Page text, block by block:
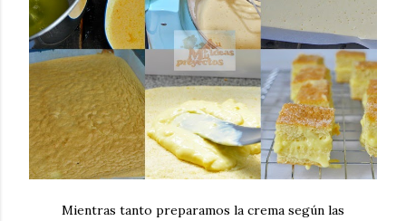
Mientras tanto preparamos la crema según las